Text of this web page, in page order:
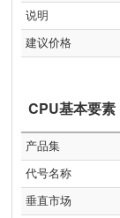
说明
建议价格
CPU基本要素
产品集
代号名称
垂直市场